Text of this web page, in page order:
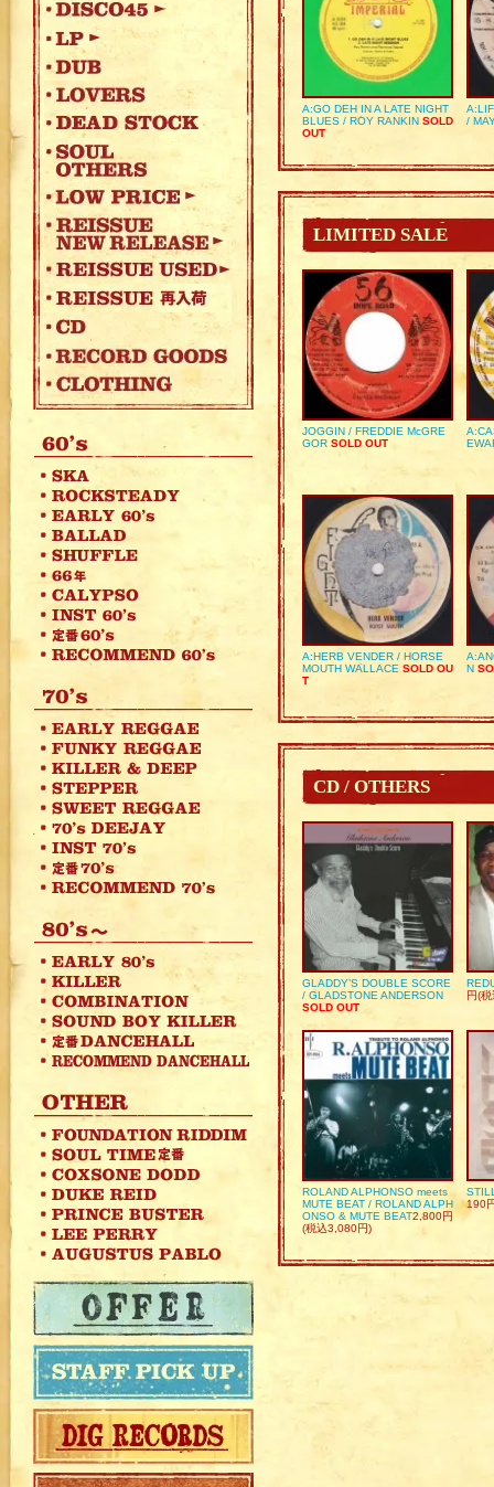
A:GO DEH IN A LATE NIGHT
BLUES / ROY RANKIN SOLD
OUT
/
LIMITED SALE
JOGGIN / FREDDIE McGRE
GOR SOLD OUT
A:HERB VENDER / HORSE
MOUTH WALLACE SOLD OU
T
N
CD / OTHERS
GLADDY’S DOUBLE SCORE
/ GLADSTONE ANDERSON
SOLD OUT
円(
ROLAND ALPHONSO meets
MUTE BEAT / ROLAND ALPH
ONSO & MUTE BEAT2,800円
(税込3,080円)
190